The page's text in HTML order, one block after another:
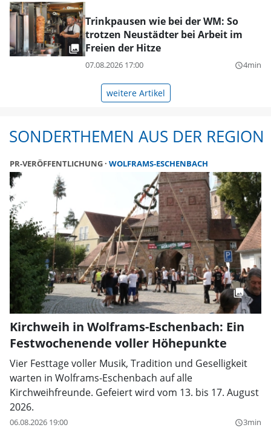
Trinkpausen wie bei der WM: So
trotzen Neustädter bei Arbeit im
Freien der Hitze
07.08.2026 17:00 query_builder4min
weitere Artikel
SONDERTHEMEN AUS DER REGION
PR-VERÖFFENTLICHUNG WOLFRAMS-ESCHENBACH
Kirchweih in Wolframs-Eschenbach: Ein
Festwochenende voller Höhepunkte
Vier Festtage voller Musik, Tradition und Geselligkeit
warten in Wolframs-Eschenbach auf alle
Kirchweihfreunde. Gefeiert wird vom 13. bis 17. August
2026.
06.08.2026 19:00 query_builder3min